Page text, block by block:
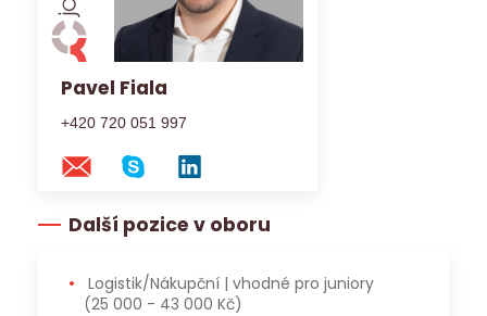
Pavel Fiala
+420 720 051 997
Další pozice v oboru
Logistik/Nákupční | vhodné pro juniory
(25 000 - 43 000 Kč)